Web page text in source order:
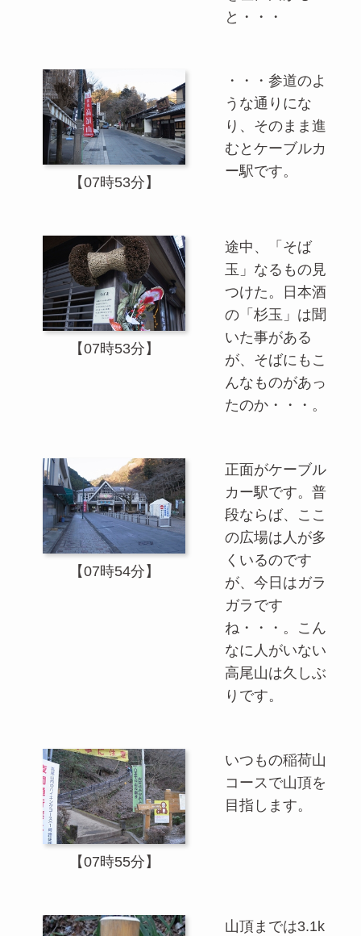
と・・・
【07時53分】
・・・参道のよ
うな通りにな
り、そのまま進
むとケーブルカ
ー駅です。
【07時53分】
途中、「そば
玉」なるもの見
つけた。日本酒
の「杉玉」は聞
いた事がある
が、そばにもこ
んなものがあっ
たのか・・・。
【07時54分】
正面がケーブル
カー駅です。普
段ならば、ここ
の広場は人が多
くいるのです
が、今日はガラ
ガラです
ね・・・。こん
なに人がいない
高尾山は久しぶ
りです。
【07時55分】
いつもの稲荷山
コースで山頂を
目指します。
山頂までは3.1k